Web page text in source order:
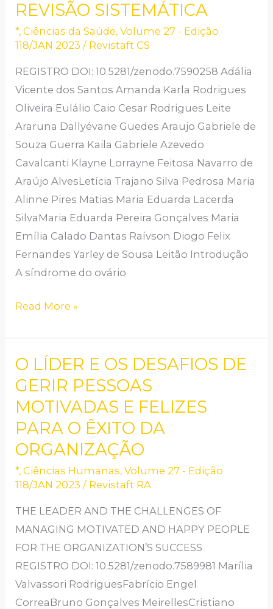
REVISÃO SISTEMÁTICA
*,Ciências da Saúde,Volume 27 - Edição
118/JAN 2023 / Revistaft CS
REGISTRO DOI: 10.5281/zenodo.7590258 Adália
Vicente dos Santos Amanda Karla Rodrigues
Oliveira Eulálio Caio Cesar Rodrigues Leite
Araruna Dallyévane Guedes Araujo Gabriele de
Souza Guerra Kaila Gabriele Azevedo
Cavalcanti Klayne Lorrayne Feitosa Navarro de
Araújo AlvesLetícia Trajano Silva Pedrosa Maria
Alinne Pires Matias Maria Eduarda Lacerda
SilvaMaria Eduarda Pereira Gonçalves Maria
Emília Calado Dantas Raívson Diogo Felix
Fernandes Yarley de Sousa Leitão Introdução
A síndrome do ovário
TRATAMENTO
DA
SÍNDROME
DOS
OVÁRIOS
POLICÍSTICOS:
UMA
REVISÃO
SISTEMÁTICA
Read More »
O LÍDER E OS DESAFIOS DE
GERIR PESSOAS
MOTIVADAS E FELIZES
PARA O ÊXITO DA
ORGANIZAÇÃO
*,Ciências Humanas,Volume 27 - Edição
118/JAN 2023 / Revistaft RA
THE LEADER AND THE CHALLENGES OF
MANAGING MOTIVATED AND HAPPY PEOPLE
FOR THE ORGANIZATION’S SUCCESS
REGISTRO DOI: 10.5281/zenodo.7589981 Marília
Valvassori RodriguesFabrício Engel
CorreaBruno Gonçalves MeirellesCristiano
O
LÍDER
E
DESAFIOS
DE
GERIR
PESSOAS
MOTIVADAS
E
FELIZES
PARA
O
ÊXITO